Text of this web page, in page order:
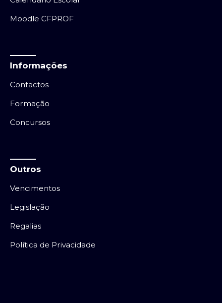
Moodle CFPROF
Informações
Contactos
Formação
Concursos
Outros
Vencimentos
Legislação
Regalias
Política de Privacidade